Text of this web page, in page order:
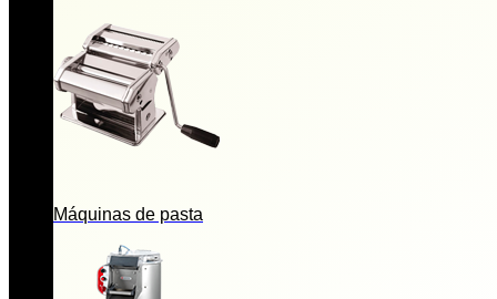
Máquinas de pasta